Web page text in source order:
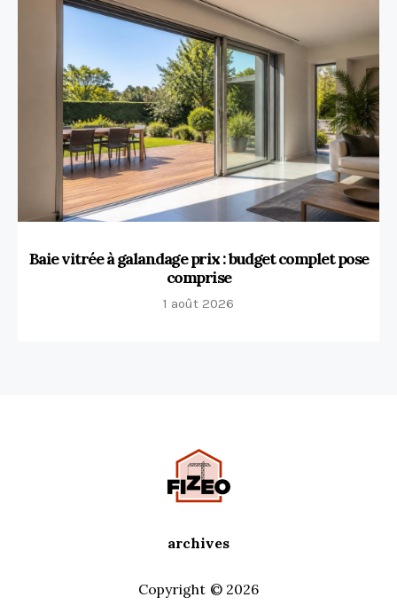
Baie vitrée à galandage prix : budget complet pose
comprise
1 août 2026
archives
Copyright © 2026